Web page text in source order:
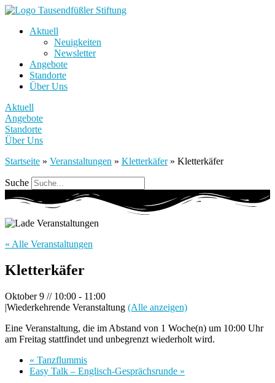
Aktuell
Neuigkeiten
Newsletter
Angebote
Standorte
Über Uns
Aktuell
Angebote
Standorte
Über Uns
Startseite » Veranstaltungen » Kletterkäfer» Kletterkäfer
Suche
« Alle Veranstaltungen
Kletterkäfer
Oktober 9 // 10:00 - 11:00
|Wiederkehrende Veranstaltung (Alle anzeigen)
Eine Veranstaltung, die im Abstand von 1 Woche(n) um 10:00 Uhr
am Freitag stattfindet und unbegrenzt wiederholt wird.
« Tanzflummis
Easy Talk – Englisch-Gesprächsrunde »